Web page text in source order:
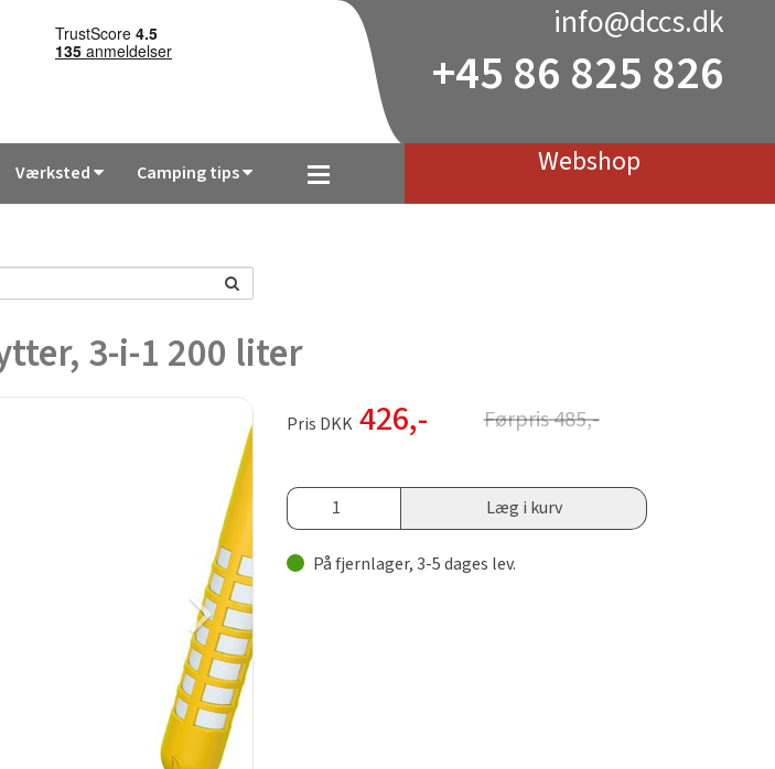
info@dccs.dk
+45 86 825 826
Værksted Camping tips Webshop
3-i-1 200 liter
Pris DKK 426,- Førpris485,-
Læg i kurv
På fjernlager, 3-5 dages lev.